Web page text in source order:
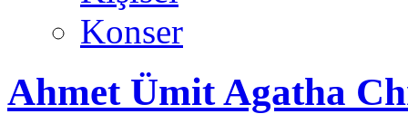
Konser
Ahmet Ümit Agatha